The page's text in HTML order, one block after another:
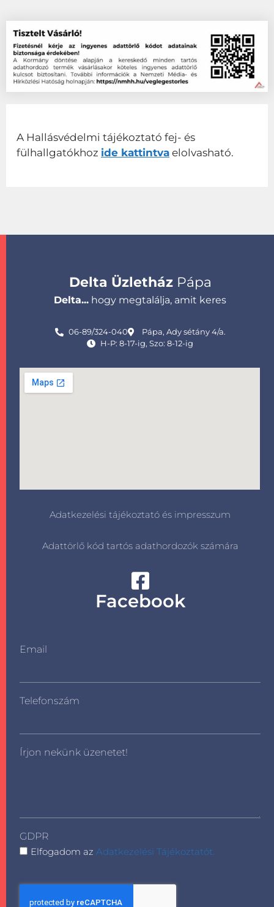
A Hallásvédelmi tájékoztató fej- és
fülhallgatókhoz ide kattintva elolvasható.
Delta ÜzletházPápa
Delta... hogy megtalálja, amit keres
06-89/324-040
Pápa, Ady sétány 4/a.
H-P: 8-17-ig, Szo: 8-12-ig
Adatkezelési tájékoztató és impresszum
Adattörlő kód tartós adathordozók számára
Facebook
Email
Telefonszám
Írjon nekünk üzenetet!
GDPR
Elfogadom azAdatkezelési Tájékoztatót.